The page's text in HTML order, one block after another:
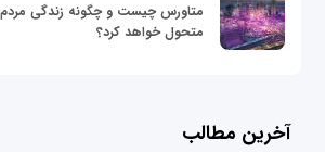
متاورس چیست و چگونه زندگی مردم
متحول خواهد کرد؟
آخرین مطالب